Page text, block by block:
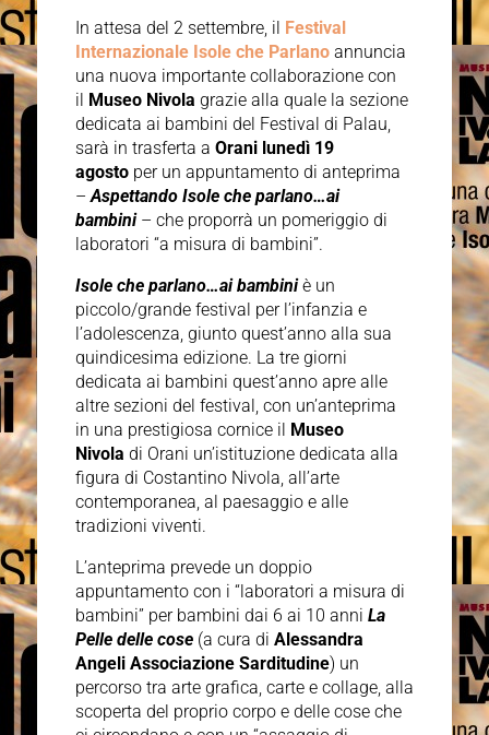
In attesa del 2 settembre, il Festival
Internazionale Isole che Parlanoannuncia
una nuova importante collaborazione con
il Museo Nivola grazie alla quale la sezione
dedicata ai bambini del Festival di Palau,
sarà in trasferta a Orani lunedì 19
agostoper un appuntamento di anteprima
–Aspettando Isole che parlano…ai
bambini– che proporrà un pomeriggio di
laboratori “a misura di bambini”.
Isole che parlano…ai bambiniè un
piccolo/grande festival per l’infanzia e
l’adolescenza, giunto quest’anno alla sua
quindicesima edizione. La tre giorni
dedicata ai bambini quest’anno apre alle
altre sezioni del festival, con un’anteprima
in una prestigiosa cornice il Museo
Nivola di Orani un’istituzione dedicata alla
figura di Costantino Nivola, all’arte
contemporanea, al paesaggio e alle
tradizioni viventi.
L’anteprima prevede un doppio
appuntamento con i “laboratori a misura di
bambini” per bambini dai 6 ai 10 anni La
Pelle delle cose(a cura di Alessandra
Angeli Associazione Sarditudine) un
percorso tra arte grafica, carte e collage, alla
scoperta del proprio corpo e delle cose che